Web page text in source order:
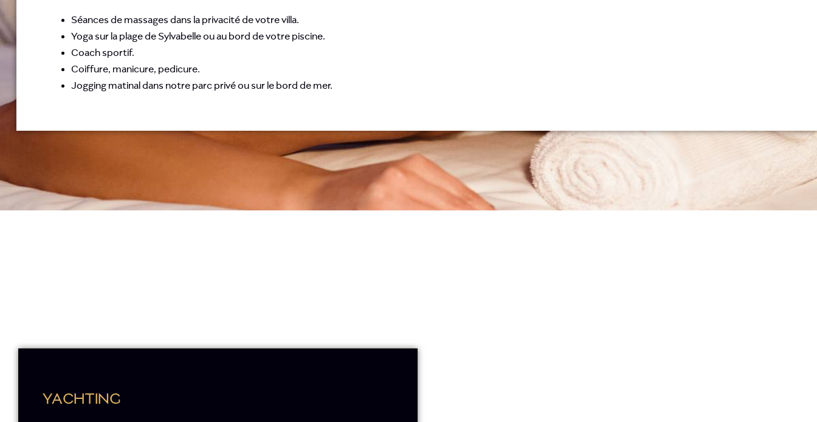
Séances de massages dans la privacité de votre villa.
Yoga sur la plage de Sylvabelle ou au bord de votre piscine.
Coach sportif.
Coiffure, manicure, pedicure.
Jogging matinal dans notre parc privé ou sur le bord de mer.
YACHTING